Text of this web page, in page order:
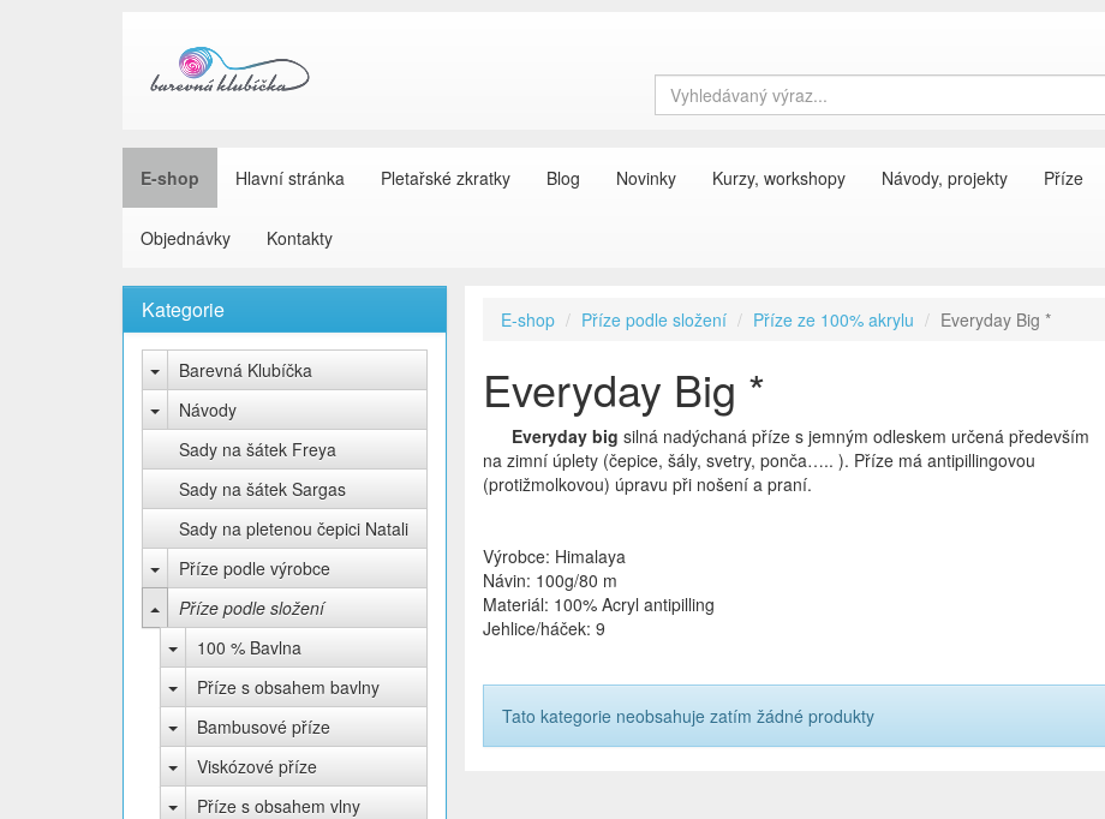
E-shop Hlavní stránka Pletařské zkratky Blog Novinky Kurzy, workshopy Návody, projekty Příze
Objednávky Kontakty
Kategorie
Barevná Klubíčka
Návody
Sady na šátek Freya
Sady na šátek Sargas
Sady na pletenou čepici Natali
Příze podle výrobce
Příze podle složení
100 % Bavlna
Příze s obsahem bavlny
Bambusové příze
Viskózové příze
Příze s obsahem vlny
E-shop Příze podle složení Příze ze 100% akrylu Everyday Big *
Everyday Big *
Everyday big silná nadýchaná příze s jemným odleskem určená především
na zimní úplety (čepice, šály, svetry, ponča….. ). Příze má antipillingovou
(protižmolkovou) úpravu při nošení a praní.
Výrobce: Himalaya
Návin: 100g/80 m
Materiál: 100% Acryl antipilling
Jehlice/háček: 9
Tato kategorie neobsahuje zatím žádné produkty